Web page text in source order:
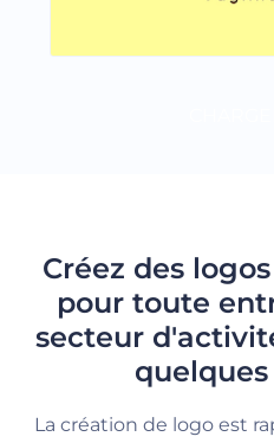
Créez des
pour toute
secteur
La création de logo est